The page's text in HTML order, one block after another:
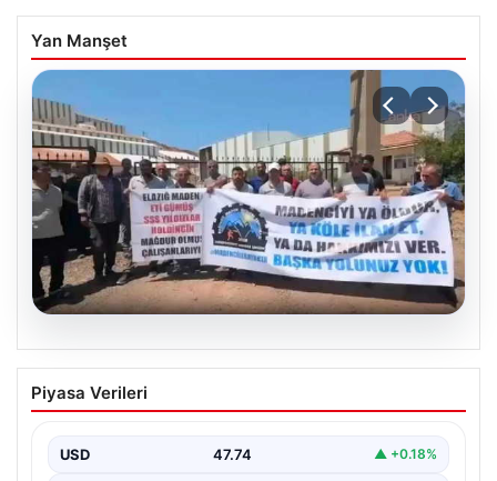
Yan Manşet
Bağımsız Maden-İş: ‘Verilen sözler
tutulmadı, pazartesi Ankara’dayız’
Piyasa Verileri
USD 47.74 ▲ +0.18%